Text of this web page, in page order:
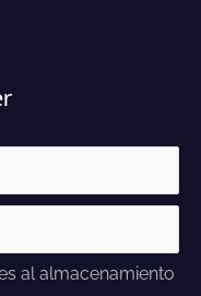
al almacenamiento